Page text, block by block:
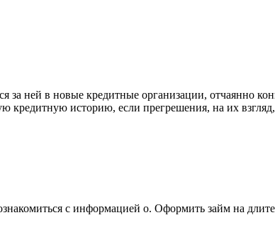
за ней в новые кредитные организации, отчаянно
кредитную историю, если прегрешения, на их
с информацией о. Оформить займ на